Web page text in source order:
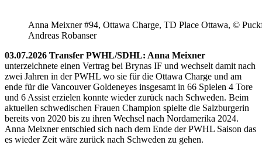
Anna Meixner #94, Ottawa Charge, TD Place Ottawa, ©
Andreas Robanser
03.07.2026 Transfer PWHL/SDHL: Anna Meixner
unterzeichnete einen Vertrag bei Brynas IF und wechselt damit nach
zwei Jahren in der PWHL wo sie für die Ottawa Charge und am
ende für die Vancouver Goldeneyes insgesamt in 66 Spielen 4 Tore
und 6 Assist erzielen konnte wieder zurück nach Schweden. Beim
aktuellen schwedischen Frauen Champion spielte die Salzburgerin
bereits von 2020 bis zu ihren Wechsel nach Nordamerika 2024.
Anna Meixner entschied sich nach dem Ende der PWHL Saison das
es wieder Zeit wäre zurück nach Schweden zu gehen.